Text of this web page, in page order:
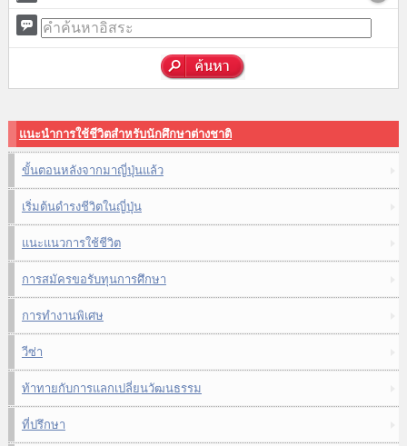
แนะนำการใช้ชีวิตสำหรับนักศึกษาต่างชาติ
ขั้นตอนหลังจากมาญี่ปุ่นแล้ว
เริ่มต้นดำรงชีวิตในญี่ปุ่น
แนะแนวการใช้ชีวิต
การสมัครขอรับทุนการศึกษา
การทำงานพิเศษ
วีซ่า
ท้าทายกับการแลกเปลี่ยนวัฒนธรรม
ที่ปรึกษา